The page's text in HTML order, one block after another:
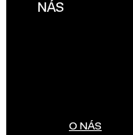
NÁS
O NÁS